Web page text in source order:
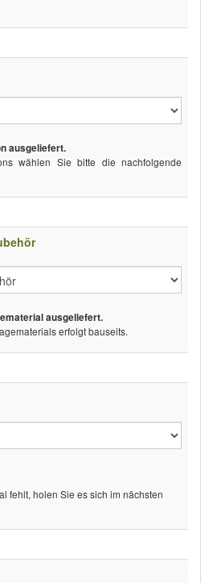
ausgeliefert.
wählen Sie bitte die nachfolgende
ausgeliefert.
erfolgt bauseits.
fehlt, holen Sie es sich im nächsten